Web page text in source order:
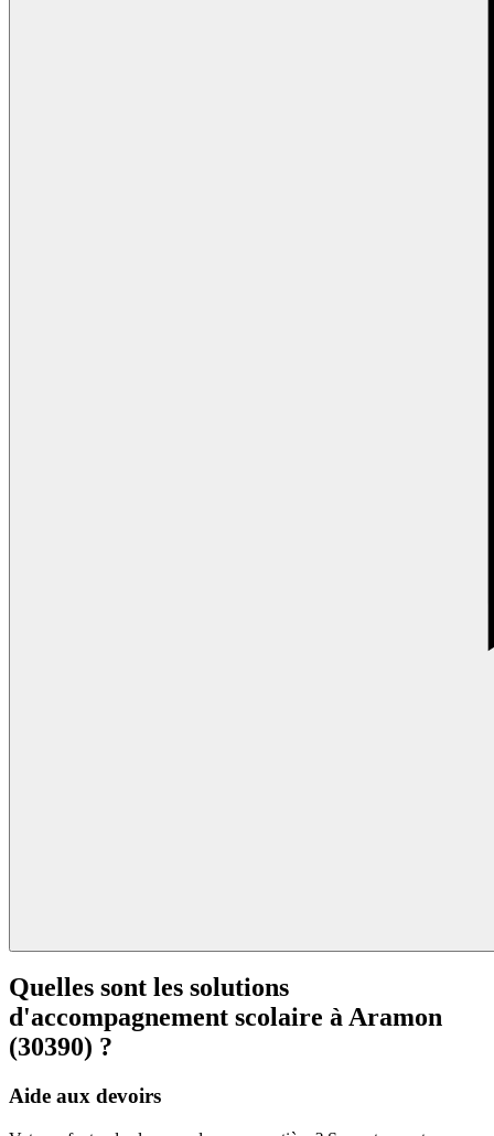
Quelles sont les solutions
d'accompagnement scolaire àAramon
(30390) ?
Aide aux devoirs